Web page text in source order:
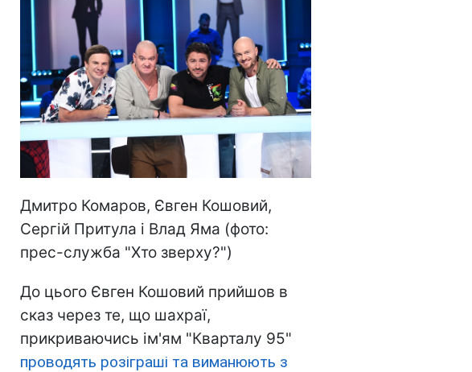
Дмитро Комаров, Євген Кошовий,
Сергій Притула і Влад Яма (фото:
прес-служба "Хто зверху?")
До цього Євген Кошовий прийшов в
сказ через те, що шахраї,
прикриваючись ім'ям "Кварталу 95"
проводять розіграші та виманюють з